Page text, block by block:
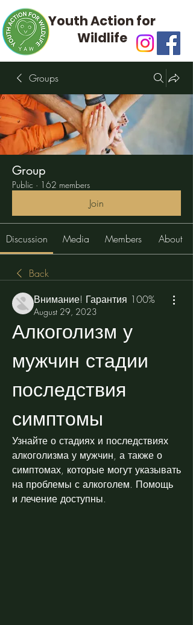
Youth Action for
Wildlife
Groups
Group
Public · 162 members
Join
Discussion Media Members About
Back
Внимание! Гарантия 100%
August 29, 2023
Алкоголизм у
мужчин стадии
последствия
симптомы
Узнайте о стадиях и последствиях
алкоголизма у мужчин, а также о
симптомах, которые могут указывать
на проблемы с алкоголем. Помощь
и лечение доступны.